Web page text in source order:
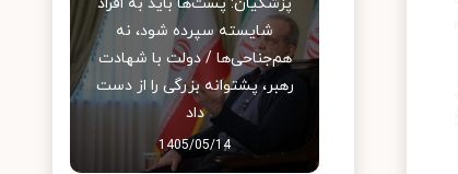
شایسته سپرده شود، نه
هم‌جناحی‌ها / دولت با شهادت
رهبر، پشتوانه بزرگی را از دست
داد
1405/05/14